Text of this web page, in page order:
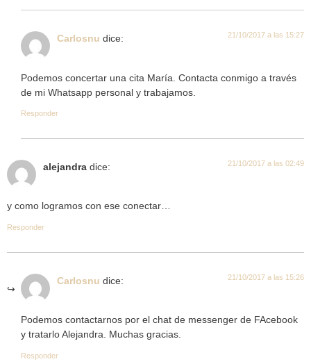
Carlosnu dice: 21/10/2017 a las 15:27
Podemos concertar una cita María. Contacta conmigo a través
de mi Whatsapp personal y trabajamos.
Responder
alejandra dice: 21/10/2017 a las 02:49
y como logramos con ese conectar…
Responder
Carlosnu dice: 21/10/2017 a las 15:26
Podemos contactarnos por el chat de messenger de FAcebook
y tratarlo Alejandra. Muchas gracias.
Responder